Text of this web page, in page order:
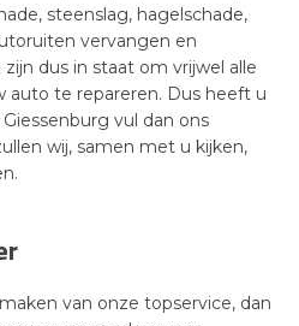
steenslag, hagelschade,
vervangen en
dus in staat om vrijwel alle
auto te repareren. Dus heeft u
vul dan ons
wij, samen met u kijken,
van onze topservice, dan